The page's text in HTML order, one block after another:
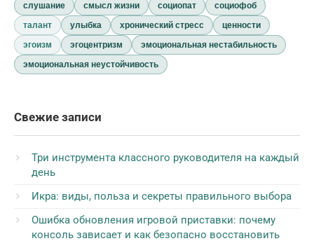
слушание
смысл жизни социопат
социофоб
талант
улыбка хронический стресс
ценности
эгоизм
эгоцентризм
эмоциональная нестабильность
эмоциональная неустойчивость
Свежие записи
Три инструмента классного руководителя на каждый
день
Икра: виды, польза и секреты правильного выбора
Ошибка обновления игровой приставки: почему
консоль зависает и как безопасно восстановить